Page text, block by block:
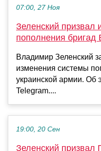
07:00, 27 Ноя
Зеленский призвал
пополнения бригад
Владимир Зеленский
изменения системы
украинской армии. Об
Telegram....
19:00, 20 Сен
Зеленский